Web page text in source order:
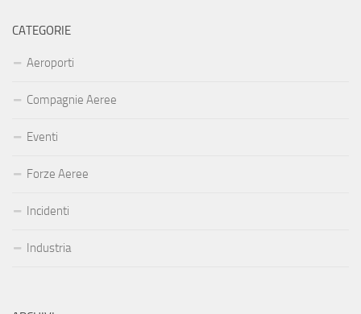
CATEGORIE
Aeroporti
Compagnie Aeree
Eventi
Forze Aeree
Incidenti
Industria